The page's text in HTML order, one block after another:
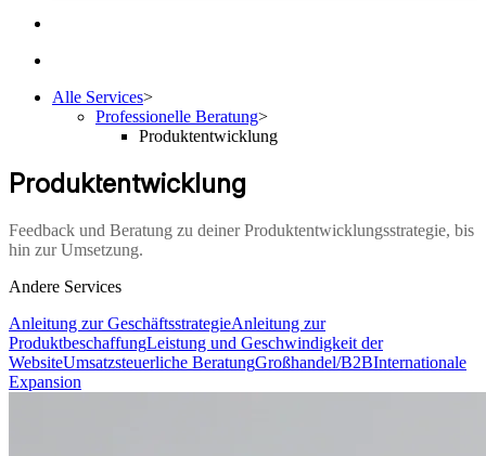
Alle Services>
Professionelle Beratung>
Produktentwicklung
Produktentwicklung
Feedback und Beratung zu deiner Produktentwicklungsstrategie, bis
hin zur Umsetzung.
Andere Services
Anleitung zur GeschäftsstrategieAnleitung zur
ProduktbeschaffungLeistung und Geschwindigkeit der
WebsiteUmsatzsteuerliche BeratungGroßhandel/B2BInternationale
Expansion